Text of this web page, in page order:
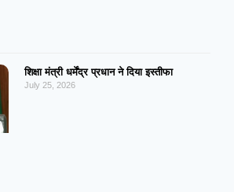
शिक्षा मंत्री धर्मेंद्र प्रधान ने दिया इस्तीफा
July 25, 2026